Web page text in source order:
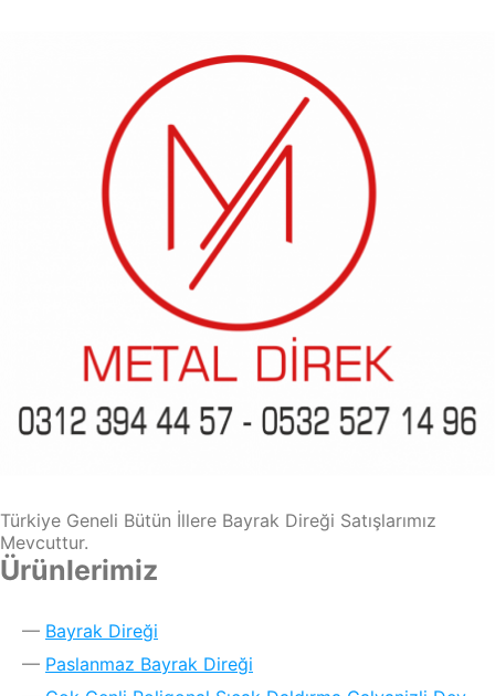
Türkiye Geneli Bütün İllere Bayrak Direği Satışlarımız
Mevcuttur.
Ürünlerimiz
Bayrak Direği
Paslanmaz Bayrak Direği